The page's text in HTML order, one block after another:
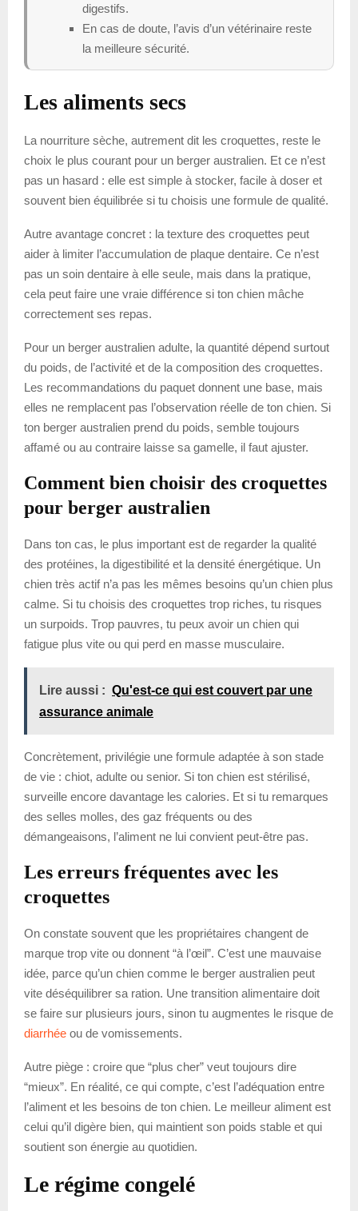
digestifs.
En cas de doute, l’avis d’un vétérinaire reste
la meilleure sécurité.
Les aliments secs
La nourriture sèche, autrement dit les croquettes, reste le
choix le plus courant pour un berger australien. Et ce n’est
pas un hasard : elle est simple à stocker, facile à doser et
souvent bien équilibrée si tu choisis une formule de qualité.
Autre avantage concret : la texture des croquettes peut
aider à limiter l’accumulation de plaque dentaire. Ce n’est
pas un soin dentaire à elle seule, mais dans la pratique,
cela peut faire une vraie différence si ton chien mâche
correctement ses repas.
Pour un berger australien adulte, la quantité dépend surtout
du poids, de l’activité et de la composition des croquettes.
Les recommandations du paquet donnent une base, mais
elles ne remplacent pas l’observation réelle de ton chien. Si
ton berger australien prend du poids, semble toujours
affamé ou au contraire laisse sa gamelle, il faut ajuster.
Comment bien choisir des croquettes
pour berger australien
Dans ton cas, le plus important est de regarder la qualité
des protéines, la digestibilité et la densité énergétique. Un
chien très actif n’a pas les mêmes besoins qu’un chien plus
calme. Si tu choisis des croquettes trop riches, tu risques
un surpoids. Trop pauvres, tu peux avoir un chien qui
fatigue plus vite ou qui perd en masse musculaire.
Lire aussi : Qu'est-ce qui est couvert par une
assurance animale
Concrètement, privilégie une formule adaptée à son stade
de vie : chiot, adulte ou senior. Si ton chien est stérilisé,
surveille encore davantage les calories. Et si tu remarques
des selles molles, des gaz fréquents ou des
démangeaisons, l’aliment ne lui convient peut-être pas.
Les erreurs fréquentes avec les
croquettes
On constate souvent que les propriétaires changent de
marque trop vite ou donnent “à l’œil”. C’est une mauvaise
idée, parce qu’un chien comme le berger australien peut
vite déséquilibrer sa ration. Une transition alimentaire doit
se faire sur plusieurs jours, sinon tu augmentes le risque de
diarrhée ou de vomissements.
Autre piège : croire que “plus cher” veut toujours dire
“mieux”. En réalité, ce qui compte, c’est l’adéquation entre
l’aliment et les besoins de ton chien. Le meilleur aliment est
celui qu’il digère bien, qui maintient son poids stable et qui
soutient son énergie au quotidien.
Le régime congelé